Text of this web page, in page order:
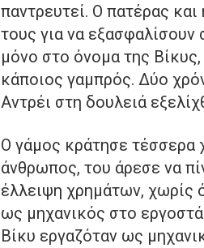
παντρευτεί. Ο πατέρας
τους για να
μόνο στο όνομα της
κάποιος γαμπρός. Δύο
Αντρέι στη δουλειά
Ο γάμος κράτησε τέσσερα
άνθρωπος, του άρεσε να
έλλειψη χρημάτων, χωρίς
ως μηχανικός στο
Βίκυ εργαζόταν ως